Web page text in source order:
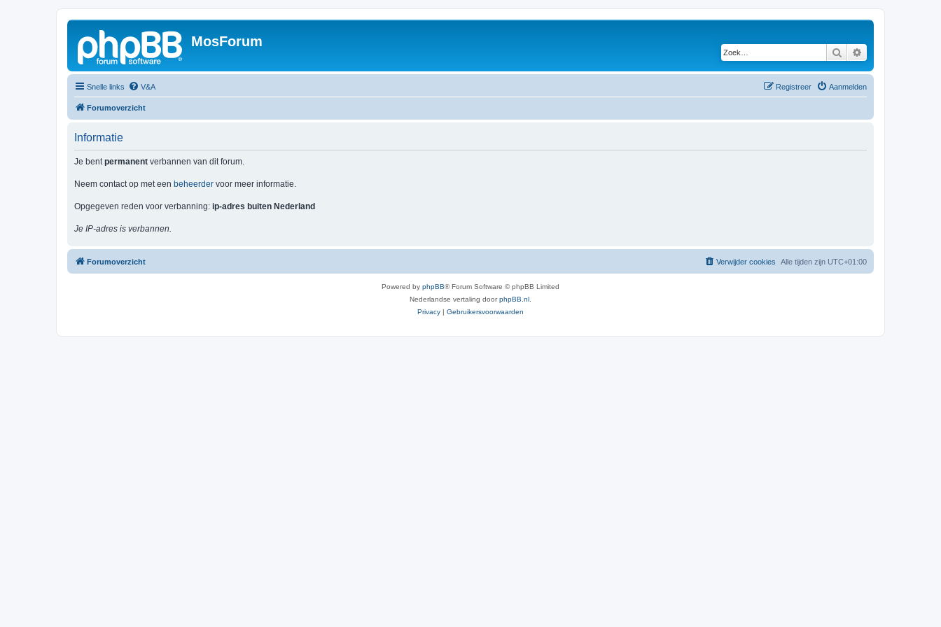
MosForum
Zoek
Snelle links V&A Aanmelden
Registreer
Forumoverzicht
Informatie
Je bentpermanent verbannen van dit forum.
Neem contact op met een beheerder voor meer informatie.
Opgegeven reden voor verbanning: ip-adres buiten Nederland
Je IP-adres is verbannen.
Forumoverzicht Alle tijden zijn UTC+01:00
Verwijder cookies
Powered by phpBB® Forum Software © phpBB Limited
Nederlandse vertaling doorphpBB.nl
Privacy | Gebruikersvoorwaarden